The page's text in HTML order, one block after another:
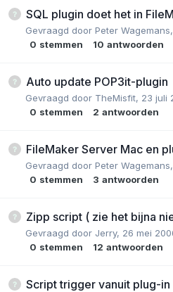
SQL plugin doet het in
Gevraagd door Peter Wagemans,
0 stemmen 10 antwoorden
Auto update POP3it-plugin
Gevraagd door TheMisfit, 23 juli
0 stemmen 2 antwoorden
FileMaker Server Mac en
Gevraagd door Peter Wagemans,
0 stemmen 3 antwoorden
Zipp script ( zie het bijna
Gevraagd door Jerry, 26 mei
0 stemmen 12 antwoorden
Script trigger vanuit plug-in